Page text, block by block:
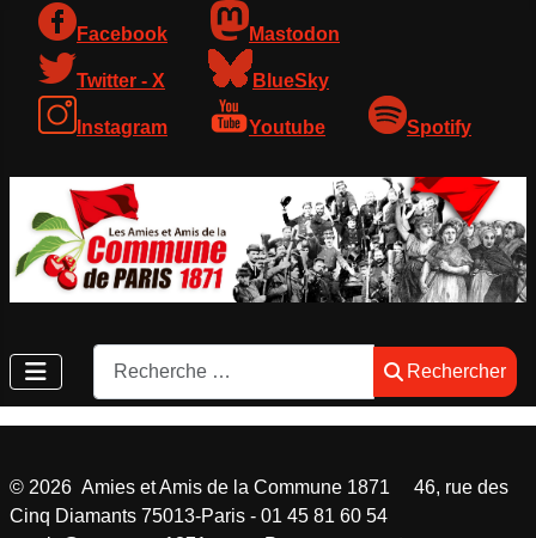
Facebook Mastodon
Twitter - X BlueSky
Instagram Youtube Spotify
Rechercher
Rechercher
© 2026 Amies et Amis de la Commune 1871 46, rue des
Cinq Diamants 75013-Paris - 01 45 81 60 54